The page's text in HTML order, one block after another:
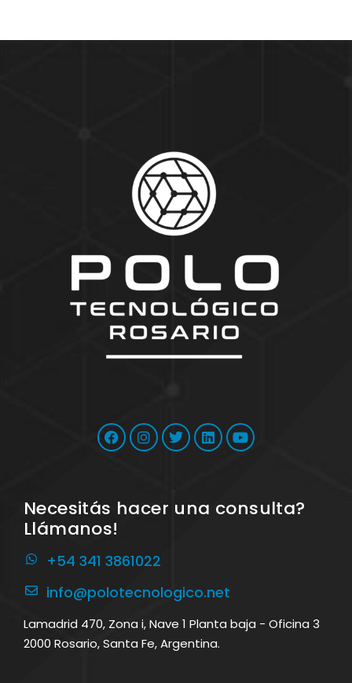
Necesitás hacer una consulta?
Llámanos!
+54 341 3861022
info@polotecnologico.net
Lamadrid 470, Zona i, Nave 1 Planta baja - Oficina 3
2000 Rosario, Santa Fe, Argentina.